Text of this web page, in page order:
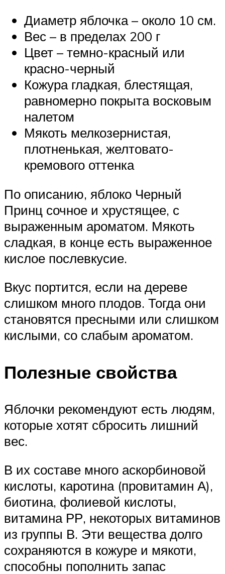
Диаметр яблочка – около 10 см.
Вес – в пределах 200 г
Цвет – темно-красный или
красно-черный
Кожура гладкая, блестящая,
равномерно покрыта восковым
налетом
Мякоть мелкозернистая,
плотненькая, желтовато-
кремового оттенка
По описанию, яблоко Черный
Принц сочное и хрустящее, с
выраженным ароматом. Мякоть
сладкая, в конце есть выраженное
кислое послевкусие.
Вкус портится, если на дереве
слишком много плодов. Тогда они
становятся пресными или слишком
кислыми, со слабым ароматом.
Полезные свойства
Яблочки рекомендуют есть людям,
которые хотят сбросить лишний
вес.
В их составе много аскорбиновой
кислоты, каротина (провитамин А),
биотина, фолиевой кислоты,
витамина РР, некоторых витаминов
из группы В. Эти вещества долго
сохраняются в кожуре и мякоти,
способны пополнить запас